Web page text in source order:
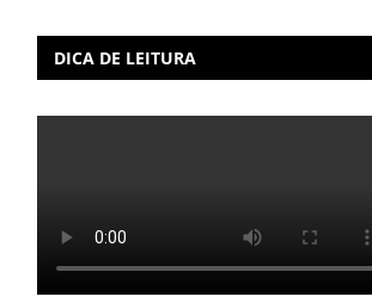
DICA DE LEITURA